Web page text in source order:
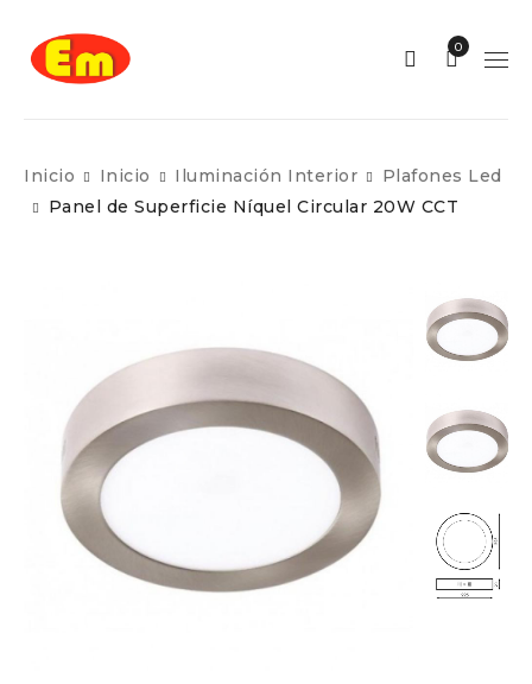
0
Inicio Inicio Iluminación Interior
Plafones Led
Panel de Superficie Níquel Circular 20W CCT